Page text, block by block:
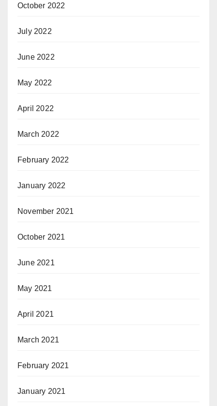
October 2022
July 2022
June 2022
May 2022
April 2022
March 2022
February 2022
January 2022
November 2021
October 2021
June 2021
May 2021
April 2021
March 2021
February 2021
January 2021